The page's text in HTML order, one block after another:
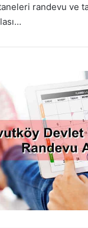
randevu ve